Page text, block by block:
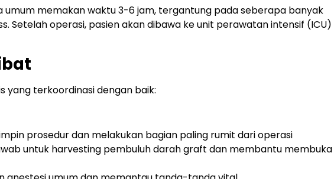
umum memakan waktu 3-6 jam, tergantung pada seberapa banyak
Setelah operasi, pasien akan dibawa ke unit perawatan intensif (ICU)
yang terkoordinasi dengan baik:
prosedur dan melakukan bagian paling rumit dari operasi
untuk harvesting pembuluh darah graft dan membantu membuka